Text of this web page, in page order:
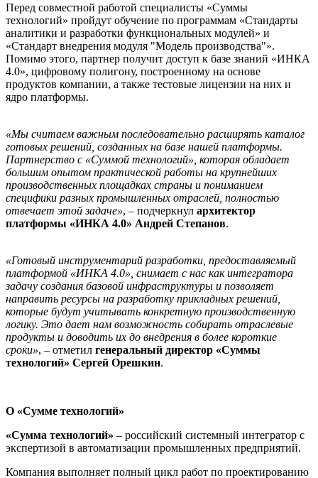
Перед совместной работой специалисты «Суммы
технологий» пройдут обучение по программам «Стандарты
аналитики и разработки функциональных модулей» и
«Стандарт внедрения модуля "Модель производства"».
Помимо этого, партнер получит доступ к базе знаний «ИНКА
4.0», цифровому полигону, построенному на основе
продуктов компании, а также тестовые лицензии на них и
ядро платформы.
«Мы считаем важным последовательно расширять каталог
готовых решений, созданных на базе нашей платформы.
Партнерство с «Суммой технологий», которая обладает
большим опытом практической работы на крупнейших
производственных площадках страны и пониманием
специфики разных промышленных отраслей, полностью
отвечает этой задаче», – подчеркнул архитектор
платформы «ИНКА 4.0» Андрей Степанов.
«Готовый инструментарий разработки, предоставляемый
платформой «ИНКА 4.0», снимает с нас как интегратора
задачу создания базовой инфраструктуры и позволяет
направить ресурсы на разработку прикладных решений,
которые будут учитывать конкретную производственную
логику. Это дает нам возможность собирать отраслевые
продукты и доводить их до внедрения в более короткие
сроки», – отметил генеральный директор «Суммы
технологий» Сергей Орешкин.
О «Сумме технологий»
«Сумма технологий» – российский системный интегратор с
экспертизой в автоматизации промышленных предприятий.
Компания выполняет полный цикл работ по проектированию